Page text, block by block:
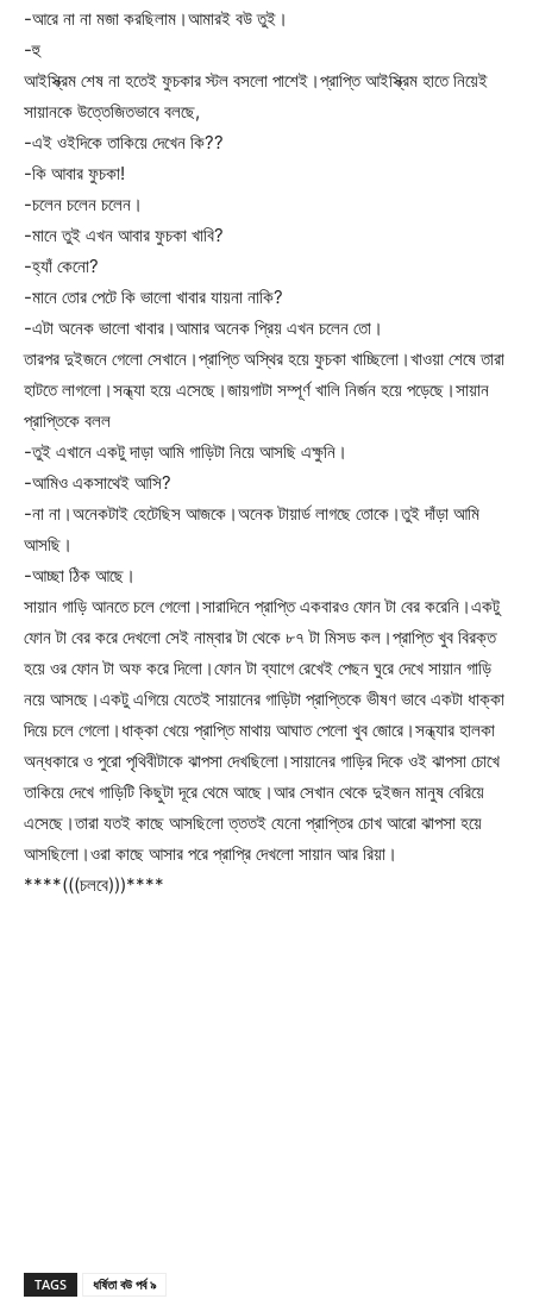
-আরে না না মজা করছিলাম।আমারই বউ তুই।
-হু
আইস্ক্রিম শেষ না হতেই ফুচকার স্টল বসলো পাশেই।প্রাপ্তি আইস্ক্রিম হাতে নিয়েই
সায়ানকে উত্তেজিতভাবে বলছে,
-এই ওইদিকে তাকিয়ে দেখেন কি??
-কি আবার ফুচকা!
-চলেন চলেন চলেন।
-মানে তুই এখন আবার ফুচকা খাবি?
-হ্যাঁ কেনো?
-মানে তোর পেটে কি ভালো খাবার যায়না নাকি?
-এটা অনেক ভালো খাবার।আমার অনেক প্রিয় এখন চলেন তো।
তারপর দুইজনে গেলো সেখানে।প্রাপ্তি অস্থির হয়ে ফুচকা খাচ্ছিলো।খাওয়া শেষে তারা
হাটতে লাগলো।সন্ধ্যা হয়ে এসেছে।জায়গাটা সম্পূর্ণ খালি নির্জন হয়ে পড়েছে।সায়ান
প্রাপ্তিকে বলল
-তুই এখানে একটু দাড়া আমি গাড়িটা নিয়ে আসছি এক্ষুনি।
-আমিও একসাথেই আসি?
-না না।অনেকটাই হেটেছিস আজকে।অনেক টায়ার্ড লাগছে তোকে।তুই দাঁড়া আমি
আসছি।
-আচ্ছা ঠিক আছে।
সায়ান গাড়ি আনতে চলে গেলো।সারাদিনে প্রাপ্তি একবারও ফোন টা বের করেনি।একটু
ফোন টা বের করে দেখলো সেই নাম্বার টা থেকে ৮৭ টা মিসড কল।প্রাপ্তি খুব বিরক্ত
হয়ে ওর ফোন টা অফ করে দিলো।ফোন টা ব্যাগে রেখেই পেছন ঘুরে দেখে সায়ান গাড়ি
নয়ে আসছে।একটু এগিয়ে যেতেই সায়ানের গাড়িটা প্রাপ্তিকে ভীষণ ভাবে একটা ধাক্কা
দিয়ে চলে গেলো।ধাক্কা খেয়ে প্রাপ্তি মাথায় আঘাত পেলো খুব জোরে।সন্ধ্যার হালকা
অন্ধকারে ও পুরো পৃথিবীটাকে ঝাপসা দেখছিলো।সায়ানের গাড়ির দিকে ওই ঝাপসা চোখে
তাকিয়ে দেখে গাড়িটি কিছুটা দূরে থেমে আছে।আর সেখান থেকে দুইজন মানুষ বেরিয়ে
এসেছে।তারা যতই কাছে আসছিলো ত্ততই যেনো প্রাপ্তির চোখ আরো ঝাপসা হয়ে
আসছিলো।ওরা কাছে আসার পরে প্রাপ্রি দেখলো সায়ান আর রিয়া।
****(((চলবে)))****
TAGS ধর্ষিতা বউ পর্ব ৯